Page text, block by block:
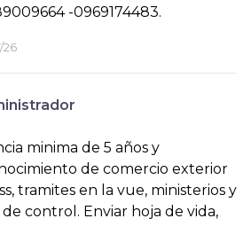
-0969174483.
26
minima de 5 años y
de comercio exterior
tramites en la vue, ministerios y
control. Enviar hoja de vida,